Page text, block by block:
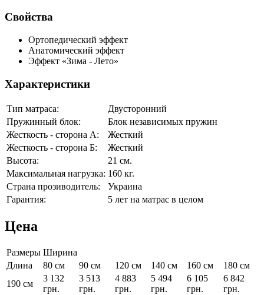
Свойства
Ортопедический эффект
Анатомический эффект
Эффект «Зима - Лето»
Характеристики
Тип матраса:
Двусторонний
Пружинный блок:
Блок независимых пружин
Жесткость - сторона А:
Жесткий
Жесткость - сторона Б:
Жесткий
Высота:
21 см.
Максимальная нагрузка: 160 кг.
Страна прозиводитель:
Украина
Гарантия:
5 лет на матрас в целом
Цена
Размеры Ширина
Длина
80 см 90 см 120 см 140 см 160 см
180 см
190 см
3 132
грн.
3 513
грн.
4 883
грн.
5 494
грн.
6 105
грн.
6 842
грн.